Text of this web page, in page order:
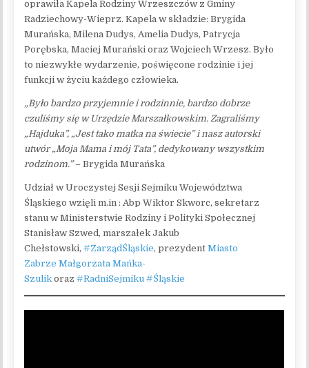
oprawiła Kapela Rodziny Wrzeszczów z Gminy
Radziechowy-Wieprz. Kapela w składzie: Brygida
Murańska, Milena Dudys, Amelia Dudys, Patrycja
Porębska, Maciej Murański oraz Wojciech Wrzesz. Było
to niezwykłe wydarzenie, poświęcone rodzinie i jej
funkcji w życiu każdego człowieka.
„Było bardzo przyjemnie i rodzinnie, bardzo dobrze
czuliśmy się w Urzędzie Marszałkowskim. Zagraliśmy
„Hajduka”, „Jest tako matka na świecie” i nasz autorski
utwór „Moja Mama i mój Tata”, dedykowany wszystkim
rodzinom.”– Brygida Murańska
Udział w Uroczystej Sesji Sejmiku Województwa
Śląskiego wzięli m.in : Abp Wiktor Skworc, sekretarz
stanu w Ministerstwie Rodziny i Polityki Społecznej
Stanisław Szwed, marszałek Jakub
Chełstowski,#ZarządŚląskie, prezydentMiasto
Zabrze Małgorzata Mańka-
Szulik oraz#RadniSejmiku #Śląskie